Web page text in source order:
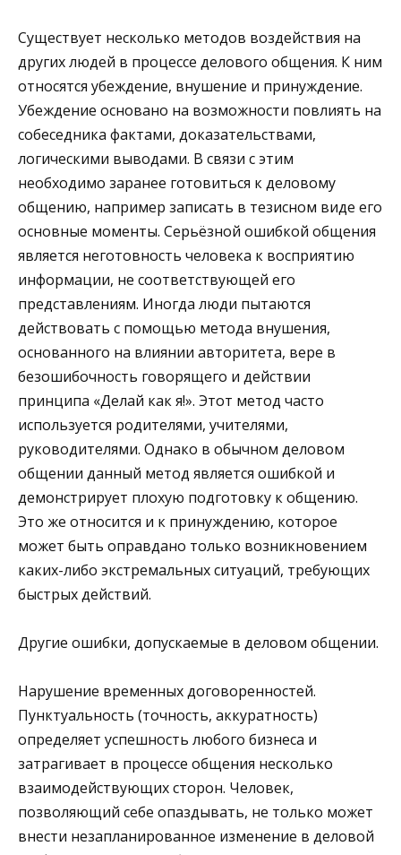
Существует несколько методов воздействия на
других людей в процессе делового общения. К ним
относятся убеждение, внушение и принуждение.
Убеждение основано на возможности повлиять на
собеседника фактами, доказательствами,
логическими выводами. В связи с этим
необходимо заранее готовиться к деловому
общению, например записать в тезисном виде его
основные моменты. Серьёзной ошибкой общения
является неготовность человека к восприятию
информации, не соответствующей его
представлениям. Иногда люди пытаются
действовать с помощью метода внушения,
основанного на влиянии авторитета, вере в
безошибочность говорящего и действии
принципа «Делай как я!». Этот метод часто
используется родителями, учителями,
руководителями. Однако в обычном деловом
общении данный метод является ошибкой и
демонстрирует плохую подготовку к общению.
Это же относится и к принуждению, которое
может быть оправдано только возникновением
каких-либо экстремальных ситуаций, требующих
быстрых действий.
Другие ошибки, допускаемые в деловом общении.
Нарушение временных договоренностей.
Пунктуальность (точность, аккуратность)
определяет успешность любого бизнеса и
затрагивает в процессе общения несколько
взаимодействующих сторон. Человек,
позволяющий себе опаздывать, не только может
внести незапланированное изменение в деловой